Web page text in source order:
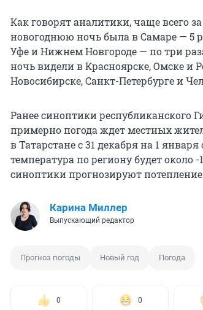
Как говорят аналитики, чаще всего
новогоднюю ночь была в Самаре — 5
Уфе и Нижнем Новгороде — по три
ночь видели в Красноярске, Омске и
Новосибирске, Санкт-Петербурге и
Ранее синоптики республиканского
примерно погода ждет местных
в Татарстане с 31 декабря на 1
температура по региону будет около
синоптики прогнозируют потепление
Карина Миллер
Выпускающий редактор
Прогноз погоды Новый год Погода
0 0